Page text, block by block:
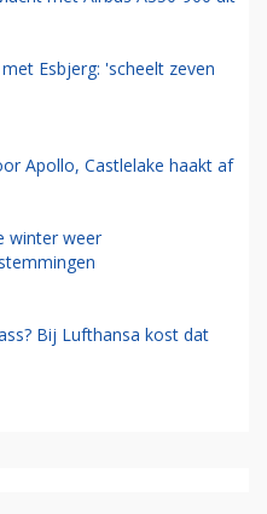
Esbjerg: 'scheelt zeven
Apollo, Castlelake haakt af
winter weer
Bij Lufthansa kost dat